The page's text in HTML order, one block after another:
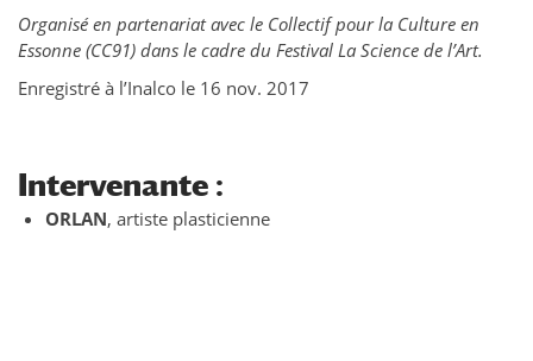
Organisé en partenariat avec le Collectif pour la Culture en
Essonne (CC91) dans le cadre du Festival La Science de l’Art.
Enregistré à l’Inalco le 16 nov. 2017
Intervenante :
ORLAN, artiste plasticienne